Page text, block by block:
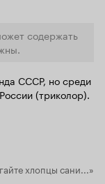
содержать
СССР, но среди
(триколор).
хлопцы сани...»